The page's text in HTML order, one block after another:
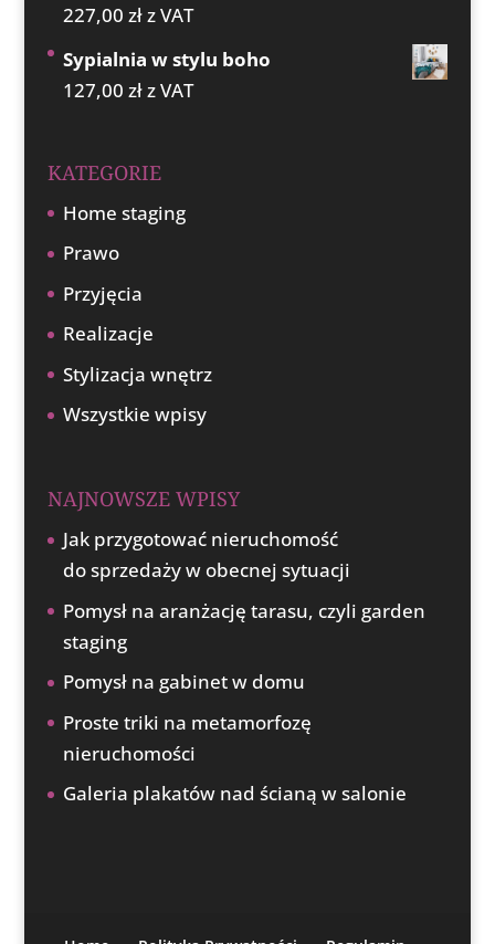
227,00 złz VAT
Sypialnia w stylu boho
127,00 złz VAT
KATEGORIE
Home staging
Prawo
Przyjęcia
Realizacje
Stylizacja wnętrz
Wszystkie wpisy
NAJNOWSZE WPISY
Jak przygotować nieruchomość
do sprzedaży w obecnej sytuacji
Pomysł na aranżację tarasu, czyli garden
staging
Pomysł na gabinet w domu
Proste triki na metamorfozę
nieruchomości
Galeria plakatów nad ścianą w salonie